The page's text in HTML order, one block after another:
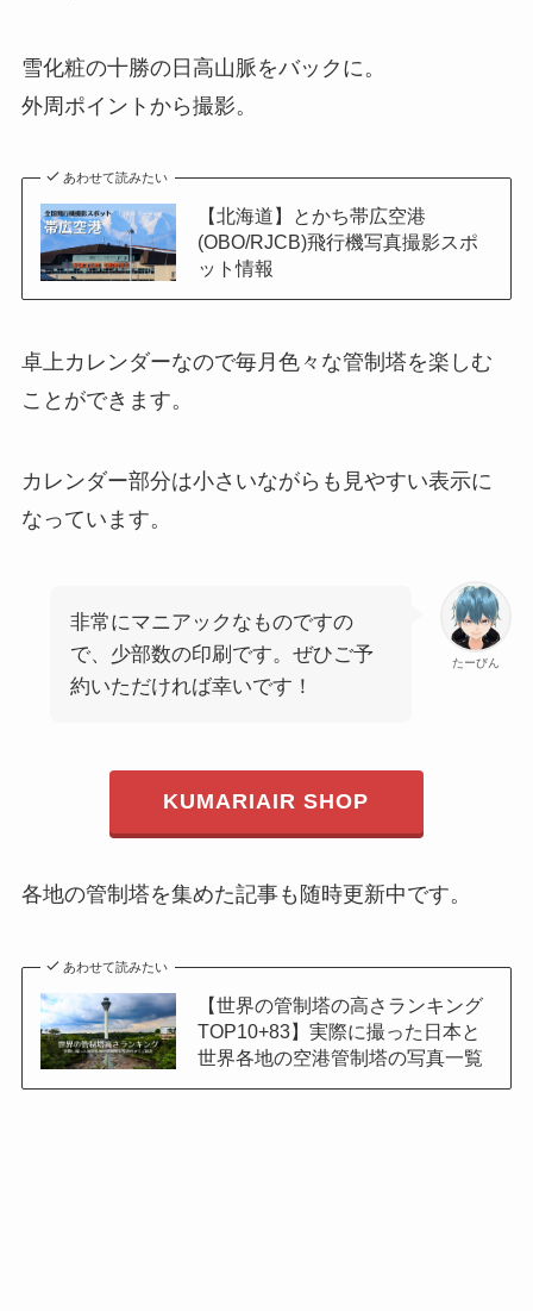
雪化粧の十勝の日高山脈をバックに。
外周ポイントから撮影。
あわせて読みたい
【北海道】とかち帯広空港
(OBO/RJCB)飛行機写真撮影スポ
ット情報
卓上カレンダーなので毎月色々な管制塔を楽しむ
ことができます。
カレンダー部分は小さいながらも見やすい表示に
なっています。
たーびん
非常にマニアックなものですの
で、少部数の印刷です。ぜひご予
約いただければ幸いです！
KUMARIAIR SHOP
各地の管制塔を集めた記事も随時更新中です。
あわせて読みたい
【世界の管制塔の高さランキング
TOP10+83】実際に撮った日本と
世界各地の空港管制塔の写真一覧